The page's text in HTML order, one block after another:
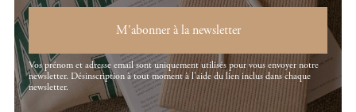
M'abonner à la newsletter
Vos prénom et adresse email sont uniquement utilisés pour vous envoyer notre
newsletter. Désinscription à tout moment à l'aide du lien inclus dans chaque
newsletter.